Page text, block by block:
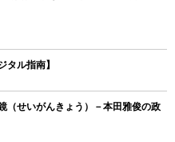
ル指南】
せいがんきょう）－本田雅俊の政